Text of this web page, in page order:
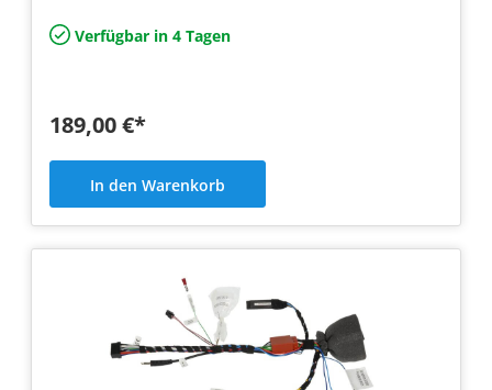
Verfügbar in 4 Tagen
189,00 €*
In den Warenkorb